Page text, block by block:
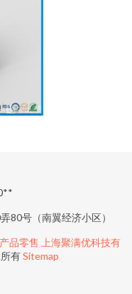
80号（南翼经济小区）
品零售
上海聚满优科技有
有Sitemap